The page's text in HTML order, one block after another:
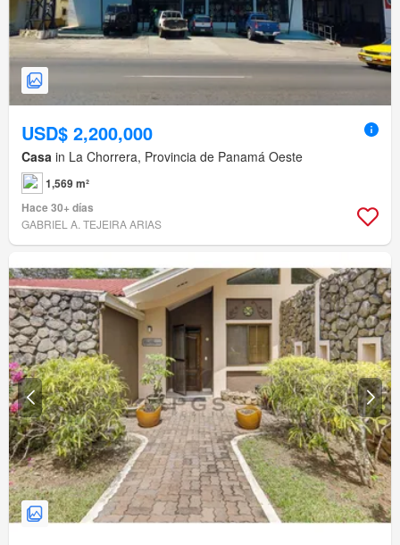
USD$ 2,200,000
Casa in La Chorrera, Provincia de Panamá Oeste
1,569 m²
Hace 30+ días
GABRIEL A. TEJEIRA ARIAS